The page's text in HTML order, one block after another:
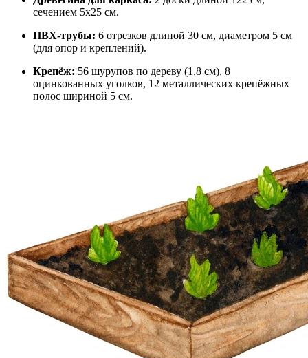
сечением 5х25 см.
ПВХ-трубы: 6 отрезков длиной 30 см, диаметром 5 см
(для опор и креплений).
Крепёж: 56 шурупов по дереву (1,8 см), 8
оцинкованных уголков, 12 металлических крепёжных
полос шириной 5 см.